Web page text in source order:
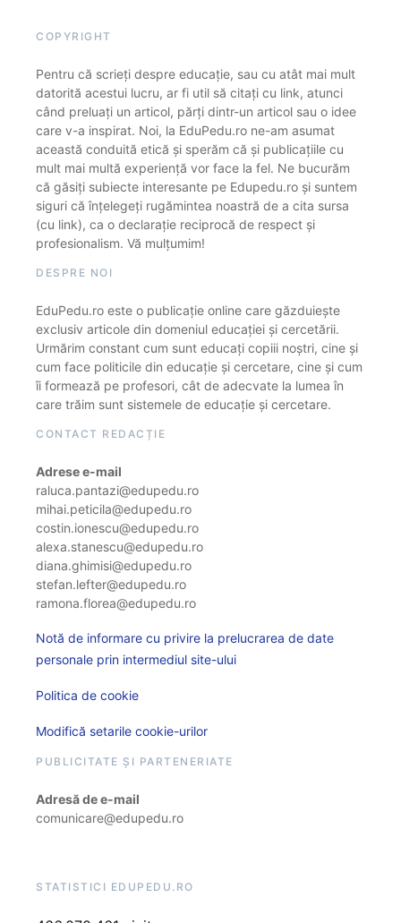
COPYRIGHT
Pentru că scrieți despre educație, sau cu atât mai mult
datorită acestui lucru, ar fi util să citați cu link, atunci
când preluați un articol, părți dintr-un articol sau o idee
care v-a inspirat. Noi, la EduPedu.ro ne-am asumat
această conduită etică și sperăm că și publicațiile cu
mult mai multă experiență vor face la fel. Ne bucurăm
că găsiți subiecte interesante pe Edupedu.ro și suntem
siguri că înțelegeți rugămintea noastră de a cita sursa
(cu link), ca o declarație reciprocă de respect și
profesionalism. Vă mulțumim!
DESPRE NOI
EduPedu.ro este o publicație online care găzduiește
exclusiv articole din domeniul educației și cercetării.
Urmărim constant cum sunt educați copiii noștri, cine și
cum face politicile din educație și cercetare, cine și cum
îi formează pe profesori, cât de adecvate la lumea în
care trăim sunt sistemele de educație și cercetare.
CONTACT REDACȚIE
Adrese e-mail
raluca.pantazi@edupedu.ro
mihai.peticila@edupedu.ro
costin.ionescu@edupedu.ro
alexa.stanescu@edupedu.ro
diana.ghimisi@edupedu.ro
stefan.lefter@edupedu.ro
ramona.florea@edupedu.ro
Notă de informare cu privire la prelucrarea de date
personale prin intermediul site-ului
Politica de cookie
Modifică setarile cookie-urilor
PUBLICITATE ȘI PARTENERIATE
Adresă de e-mail
comunicare@edupedu.ro
STATISTICI EDUPEDU.RO